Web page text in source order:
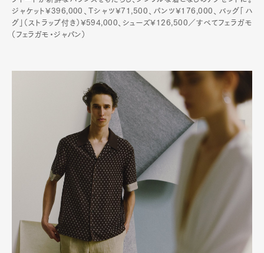
ジャケット¥396,000、Tシャツ¥71,500、パンツ¥176,000、バッグ「ハ
グ」（ストラップ付き）¥594,000、シューズ¥126,500／すべてフェラガモ
（フェラガモ・ジャパン）